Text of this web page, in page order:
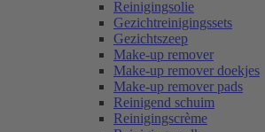
Reinigingsolie
Gezichtreinigingssets
Gezichtszeep
Make-up remover
Make-up remover doekjes
Make-up remover pads
Reinigend schuim
Reinigingscrème